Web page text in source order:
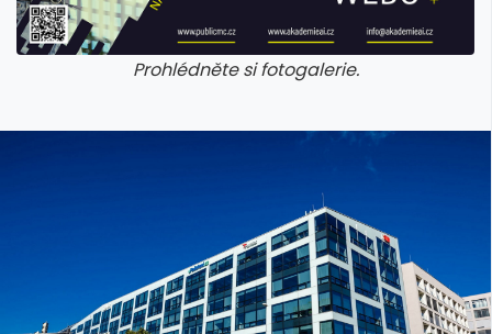
Prohlédněte si fotogalerie.